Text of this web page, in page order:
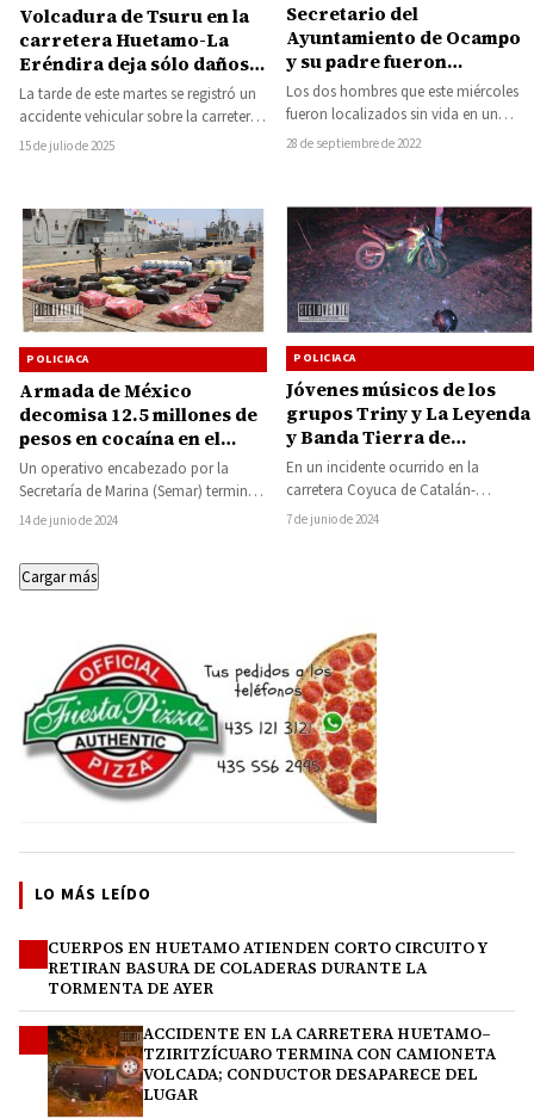
Volcadura de Tsuru en la
carretera Huetamo-La
Eréndira deja sólo daños
materiales
La tarde de este martes se registró un
accidente vehicular sobre la carretera
federal Huetamo-La Eréndira, donde
15 de julio de 2025
Secretario del
Ayuntamiento de Ocampo
y su padre fueron
asesinados en Zitácuaro,
ya fue detenido un
presunto responsable en
Jalisco
Los dos hombres que este miércoles
fueron localizados sin vida en un
vehículo, en el municipio de
28 de septiembre de 2022
POLICIACA
Armada de México
decomisa 12.5 millones de
pesos en cocaína en el
Puerto Lázaro Cárdenas
Un operativo encabezado por la
Secretaría de Marina (Semar) terminó
con el decomiso de cerca de 12.5
14 de junio de 2024
POLICIACA
Jóvenes músicos de los
grupos Triny y La Leyenda
y Banda Tierra de
Guerrero sufren
accidente de motocicleta
en la carretera Coyuca de
Catalán-Aajuchitlán
En un incidente ocurrido en la
carretera Coyuca de Catalán-
Aajuchitlán, a la altura de las
7 de junio de 2024
Cargar más
LO MÁS LEÍDO
CUERPOS EN HUETAMO ATIENDEN CORTO CIRCUITO Y
RETIRAN BASURA DE COLADERAS DURANTE LA
TORMENTA DE AYER
ACCIDENTE EN LA CARRETERA HUETAMO–
TZIRITZÍCUARO TERMINA CON CAMIONETA
VOLCADA; CONDUCTOR DESAPARECE DEL
LUGAR